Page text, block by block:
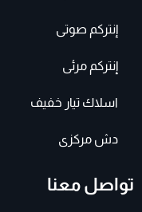
إنتركم صوتى
إنتركم مرئى
اسلاك تيار خفيف
دش مركزى
تواصل معنا